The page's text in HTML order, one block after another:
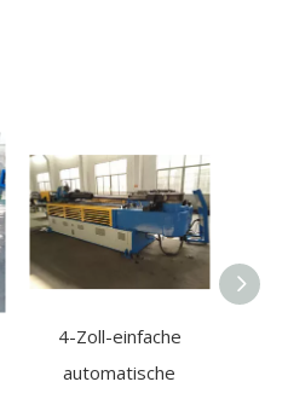
4-Zoll-einfache
automatische